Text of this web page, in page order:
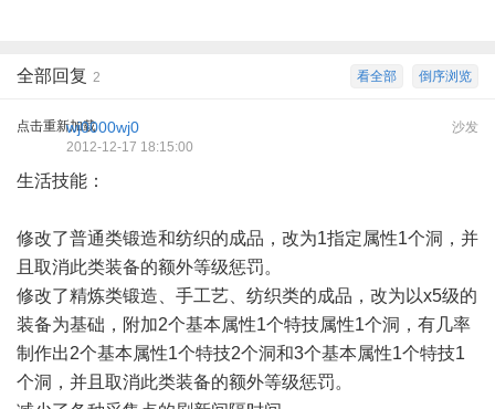
倒序浏览
看全部
全部回复 2
点击重新加载 沙发
wj0000wj0
2012-12-17 18:15:00
生活技能：
修改了普通类锻造和纺织的成品，改为1指定属性1个洞，并
且取消此类装备的额外等级惩罚。
修改了精炼类锻造、手工艺、纺织类的成品，改为以x5级的
装备为基础，附加2个基本属性1个特技属性1个洞，有几率
制作出2个基本属性1个特技2个洞和3个基本属性1个特技1
个洞，并且取消此类装备的额外等级惩罚。